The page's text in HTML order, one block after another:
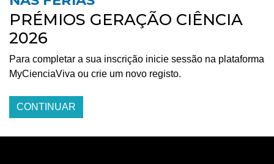
PRÉMIOS GERAÇÃO CIÊNCIA
2026
Para completar a sua inscrição inicie sessão na plataforma
MyCienciaViva ou crie um novo registo.
CONTINUAR